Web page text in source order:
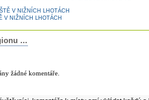
V NIŽNÍCH LHOTÁCH
V NIŽNÍCH LHOTÁCH
...
žádné komentáře.